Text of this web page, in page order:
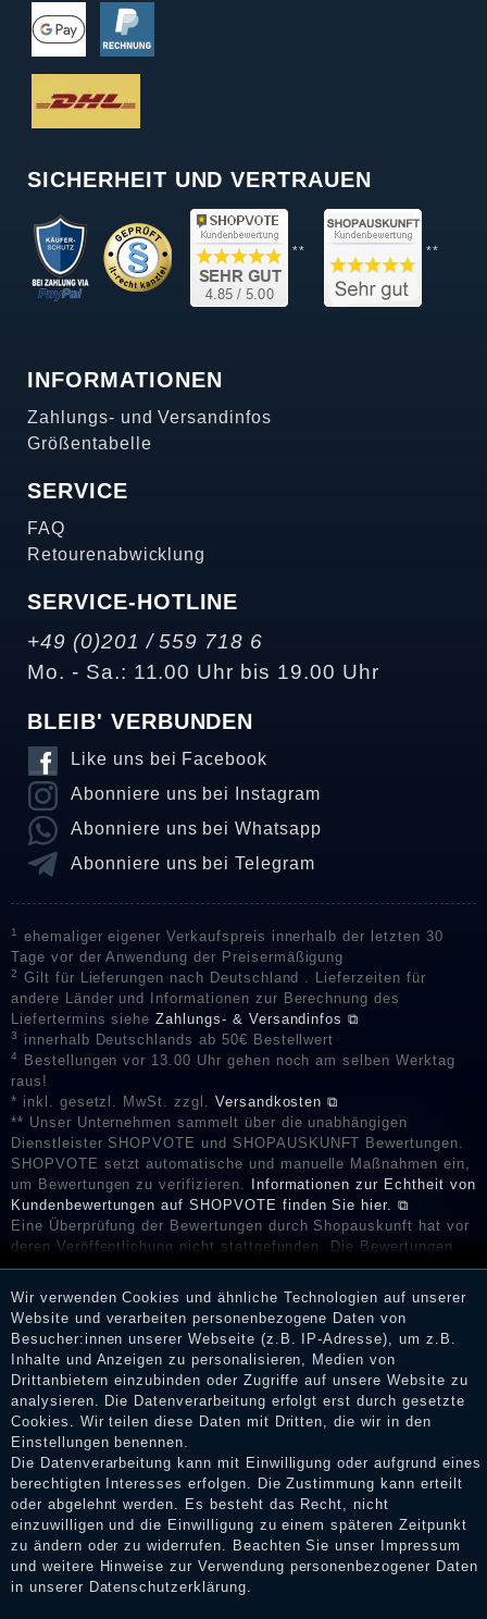
SICHERHEIT UND VERTRAUEN
** **
INFORMATIONEN
Zahlungs- und Versandinfos
Größentabelle
SERVICE
FAQ
Retourenabwicklung
SERVICE-HOTLINE
+49 (0)201 / 559 718 6
Mo. - Sa.: 11.00 Uhr bis 19.00 Uhr
BLEIB' VERBUNDEN
Like uns bei Facebook
Abonniere uns bei Instagram
Abonniere uns bei Whatsapp
Abonniere uns bei Telegram
1
ehemaliger eigener Verkaufspreis innerhalb der letzten 30
Tage vor der Anwendung der Preisermäßigung
2
Gilt für Lieferungen nach Deutschland . Lieferzeiten für
andere Länder und Informationen zur Berechnung des
Liefertermins sieheZahlungs- & Versandinfos ⧉
3 innerhalb Deutschlands ab 50€ Bestellwert
4
Bestellungen vor 13.00 Uhr gehen noch am selben Werktag
raus!
* inkl. gesetzl. MwSt. zzgl. Versandkosten ⧉
** Unser Unternehmen sammelt über die unabhängigen
Dienstleister SHOPVOTE und SHOPAUSKUNFT Bewertungen.
SHOPVOTE setzt automatische und manuelle Maßnahmen ein,
um Bewertungen zu verifizieren.
Informationen zur Echtheit von
Kundenbewertungen auf SHOPVOTE finden Sie hier. ⧉
Eine Überprüfung der Bewertungen durch Shopauskunft hat vor
deren Veröffentlichung nicht stattgefunden. Die Bewertungen
könnten von Verbrauchern stammen, die die Ware oder
Erhalt einer Benachrichtigungs-E-Mail können Händler die
Bewertungen verifizieren und über die erfolgte Verifizierung im
Impressum
Daten­schutz­erklärung
AGB
Wir verwenden Cookies und ähnliche Technologien auf unserer
Website und verarbeiten personenbezogene Daten von
Besucher:innen unserer Webseite (z.B. IP-Adresse), um z.B.
Inhalte und Anzeigen zu personalisieren, Medien von
Drittanbietern einzubinden oder Zugriffe auf unsere Website zu
analysieren. Die Datenverarbeitung erfolgt erst durch gesetzte
Cookies. Wir teilen diese Daten mit Dritten, die wir in den
Einstellungen benennen.
Die Datenverarbeitung kann mit Einwilligung oder aufgrund eines
berechtigten Interesses erfolgen. Die Zustimmung kann erteilt
oder abgelehnt werden. Es besteht das Recht, nicht
einzuwilligen und die Einwilligung zu einem späteren Zeitpunkt
zu ändern oder zu widerrufen. Beachten Sie unser
Impressum
und weitere Hinweise zur Verwendung personenbezogener Daten
in unserer Daten­schutz­erklärung.